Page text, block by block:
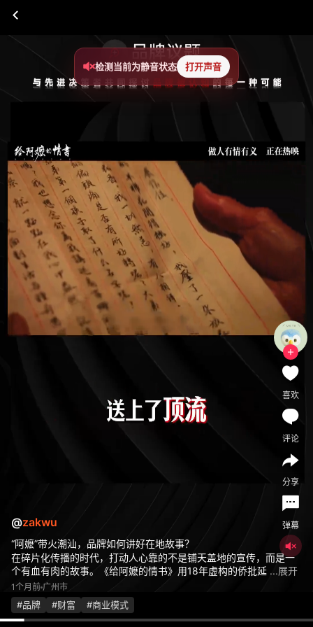
检测当前为静音状态 打开声音
@zakwu
“阿嬷”带火潮汕，品牌如何讲好在地故事？
在碎片化传播的时代，打动人心靠的不是铺天盖地的宣传，而是一
个有血有肉的故事。《给阿嬷的情书》用18年虚构的侨批延 ...展开
1个月前 广州市
#品牌 #财富 #商业模式
喜欢
评论
分享
弹幕